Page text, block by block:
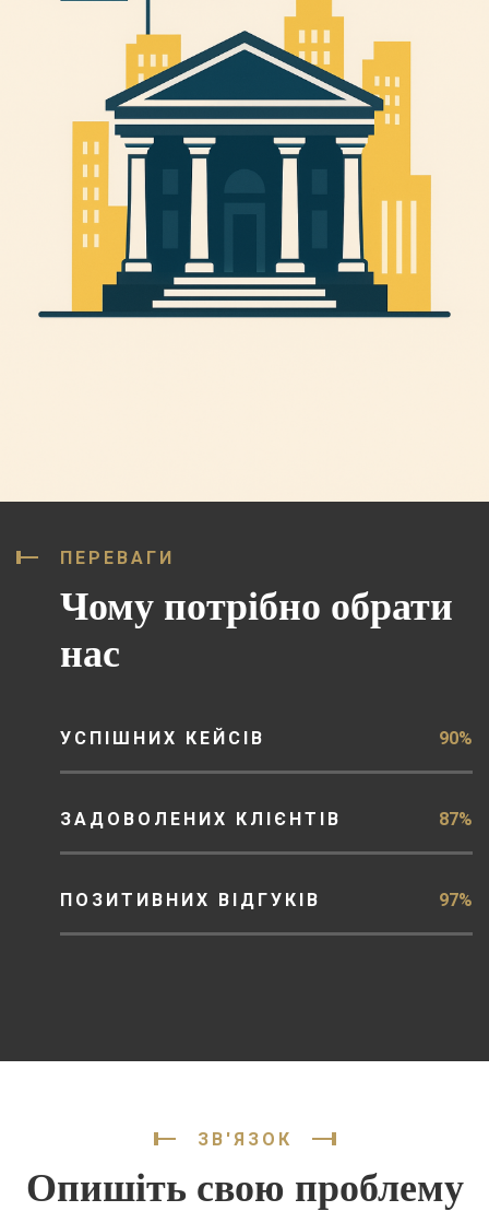
ПЕРЕВАГИ
Чому потрібно обрати
нас
УСПІШНИХ КЕЙСІВ 90%
ЗАДОВОЛЕНИХ КЛІЄНТІВ 87%
ПОЗИТИВНИХ ВІДГУКІВ 97%
ЗВ'ЯЗОК
Опишіть свою проблему